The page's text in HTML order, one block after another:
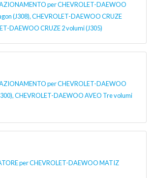
per CHEVROLET-DAEWOO
(J308), CHEVROLET-DAEWOO CRUZE
DAEWOO CRUZE 2 volumi (J305)
per CHEVROLET-DAEWOO
CHEVROLET-DAEWOO AVEO Tre volumi
per CHEVROLET-DAEWOO MATIZ